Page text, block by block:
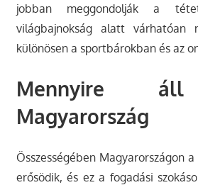
jobban meggondolják a
világbajnokság alatt várhatóan
különösen a sportbárokban és az
Mennyire
Magyarország
Összességében Magyarországon
erősödik, és ez a fogadási